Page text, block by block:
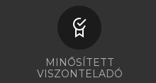
MINŐSÍTETT
VISZONTELADÓ